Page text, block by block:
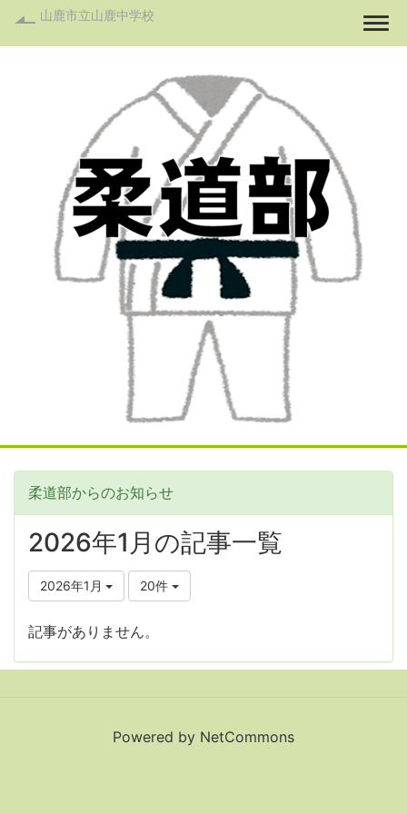
山鹿市立山鹿中学校
柔道部からのお知らせ
2026年1月の記事一覧
2026年1月 20件
記事がありません。
Powered by NetCommons